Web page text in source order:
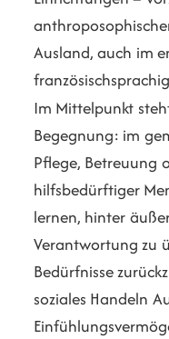
Ausland, auch im
Im Mittelpunkt
Begegnung: im
Pflege, Betreuung
hilfsbedürftiger
lernen, hinter
Verantwortung zu
Bedürfnisse
soziales Handeln